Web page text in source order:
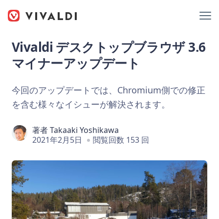
Vivaldi デスクトップブラウザ 3.6
マイナーアップデート
今回のアップデートでは、Chromium側での修正
を含む様々なイシューが解決されます。
著者Takaaki Yoshikawa
2021年2月5日
閲覧回数 153 回